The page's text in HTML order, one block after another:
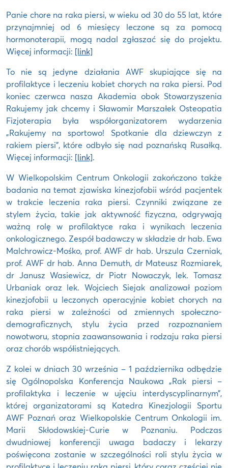
Panie chore na raka piersi, w wieku od 30 do 55 lat, które
przynajmniej od 6 miesięcy leczone są za pomocą
hormonoterapii, mogą nadal zgłaszać się do projektu.
Więcej informacji: [link]
To nie są jedyne działania AWF skupiające się na
profilaktyce i leczeniu kobiet chorych na raka piersi. Pod
koniec czerwca nasza Akademia obok Stowarzyszenia
Rakujemy jak chcemy i Sławomir Marszałek Osteopatia
Fizjoterapia była współorganizatorem wydarzenia
„Rakujemy na sportowo! Spotkanie dla dziewczyn z
rakiem piersi”, które odbyło się nad poznańską Rusałką.
Więcej informacji: [link].
W Wielkopolskim Centrum Onkologii zakończono także
badania na temat zjawiska kinezjofobii wśród pacjentek
w trakcie leczenia raka piersi. Czynniki związane ze
stylem życia, takie jak aktywność fizyczna, odgrywają
ważną rolę w profilaktyce raka i wynikach leczenia
onkologicznego. Zespół badawczy w składzie dr hab. Ewa
Malchrowicz-Mośko, prof. AWF dr hab. Urszula Czerniak,
prof. AWF dr hab. Anna Demuth, dr Mateusz Rozmiarek,
dr Janusz Wasiewicz, dr Piotr Nowaczyk, lek. Tomasz
Urbaniak oraz lek. Wojciech Siejak analizował poziom
kinezjofobii u leczonych operacyjnie kobiet chorych na
raka piersi w zależności od zmiennych społeczno-
demograficznych, stylu życia przed rozpoznaniem
nowotworu, stopnia zaawansowania i rodzaju raka piersi
oraz chorób współistniejących.
Z kolei w dniach 30 września – 1 października odbędzie
się Ogólnopolska Konferencja Naukowa „Rak piersi –
profilaktyka i leczenie w ujęciu interdyscyplinarnym”,
której organizatorami są Katedra Kinezjologii Sportu
AWF Poznań oraz Wielkopolskie Centrum Onkologii im.
Marii Skłodowskiej-Curie w Poznaniu. Podczas
dwudniowej konferencji uwaga badaczy i lekarzy
poświęcona zostanie w szczególności roli stylu życia w